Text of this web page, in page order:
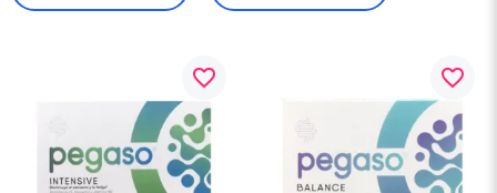
favorite_border favorite_border